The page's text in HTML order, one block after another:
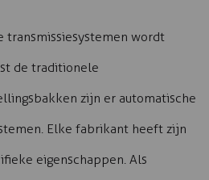
transmissiesystemen wordt
de traditionele
zijn er automatische
Elke fabrikant heeft zijn
eigenschappen. Als